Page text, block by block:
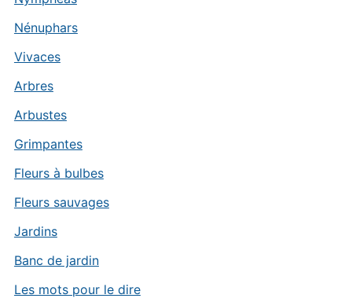
Nénuphars
Vivaces
Arbres
Arbustes
Grimpantes
Fleurs à bulbes
Fleurs sauvages
Jardins
Banc de jardin
Les mots pour le dire